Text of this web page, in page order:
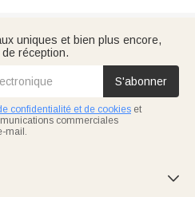
uniques et bien plus encore,
réception.
S'abonner
confidentialité et de cookies et
commerciales
mail.
